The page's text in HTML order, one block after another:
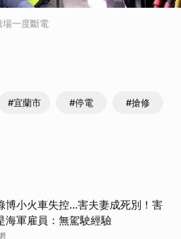
一度斷電
#宜蘭市 #停電 #搶修
博小火車失控…害夫妻成死別！害
海軍雇員：無駕駛經驗